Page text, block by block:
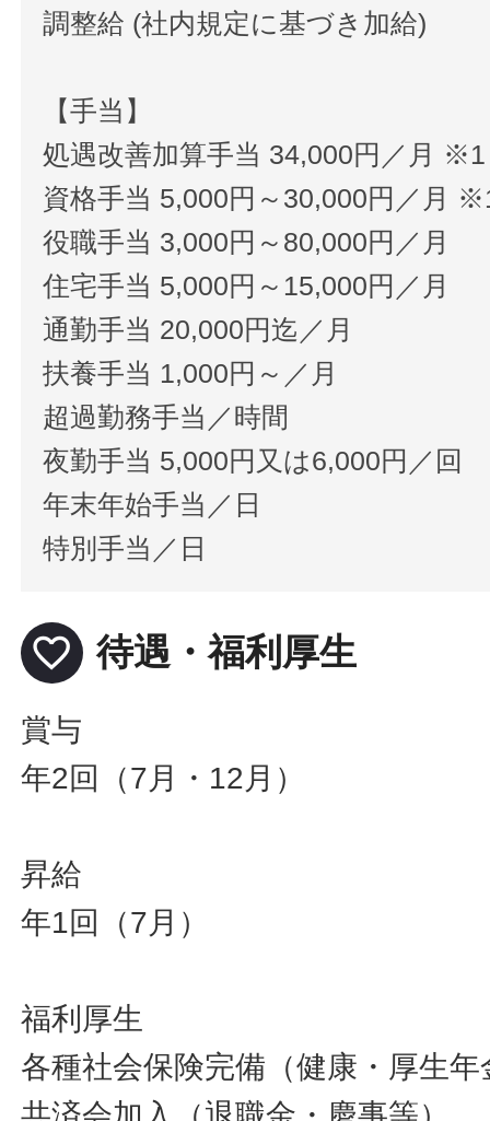
調整給 (社内規定に基づき加給)
【手当】
処遇改善加算手当 34,000円／月 ※1
資格手当 5,000円～30,000円／月
役職手当 3,000円～80,000円／月
住宅手当 5,000円～15,000円／月
通勤手当 20,000円迄／月
扶養手当 1,000円～／月
超過勤務手当／時間
夜勤手当 5,000円又は6,000円／回
年末年始手当／日
特別手当／日
favorite_border 待遇・福利厚生
賞与
年2回（7月・12月）
昇給
年1回（7月）
福利厚生
各種社会保険完備（健康・厚生